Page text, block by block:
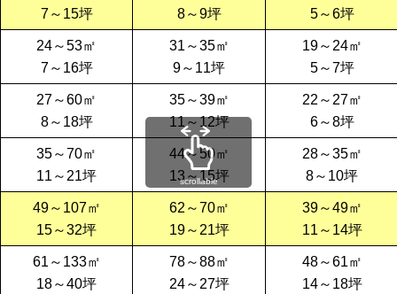
7～15坪
8～9坪
5～6坪
24～53㎡
7～16坪
31～35㎡
9～11坪
19～24㎡
5～7坪
27～60㎡
8～18坪
35～39㎡
11～12坪
22～27㎡
6～8坪
35～70㎡
11～21坪
44～50㎡
13～15坪
28～35㎡
8～10坪
49～107㎡
15～32坪
62～70㎡
19～21坪
39～49㎡
11～14坪
61～133㎡
18～40坪
78～88㎡
24～27坪
48～61㎡
14～18坪
scrollable